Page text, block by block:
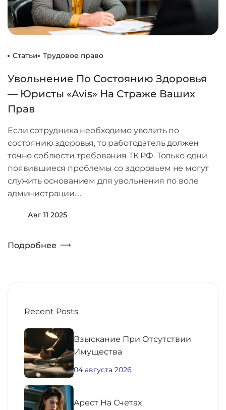
Статьи Трудовое право
Увольнение По Состоянию Здоровья
— Юристы «Avis» На Страже Ваших
Прав
Если сотрудника необходимо уволить по
состоянию здоровья, то работодатель должен
точно соблюсти требования ТК РФ. Только одни
появившиеся проблемы со здоровьем не могут
служить основанием для увольнения по воле
администрации.…
Авг 11 2025
Подробнее
Recent Posts
Взыскание При Отсутствии
Имущества
04 августа 2026
Aрест На Счетах